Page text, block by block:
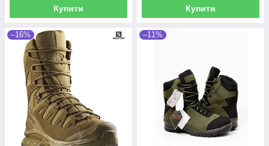
Купити Купити
–16% –11%